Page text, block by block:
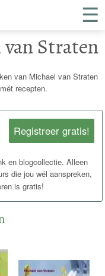
☰
Straten
van Michael van Straten
recepten.
Registreer gratis!
en blogcollectie. Alleen
die jou wél aanspreken,
is gratis!